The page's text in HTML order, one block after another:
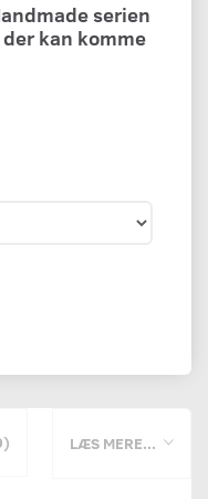
serien
kan komme
LÆS MERE...